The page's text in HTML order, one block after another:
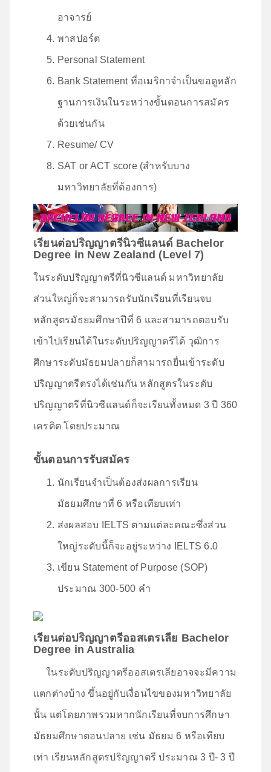
อาจารย์
พาสปอร์ต
Personal Statement
Bank Statement ที่อเมริกาจำเป็นขอดูหลัก
ฐานการเงินในระหว่างขั้นตอนการสมัคร
ด้วยเช่นกัน
Resume/ CV
SAT or ACT score (สำหรับบาง
มหาวิทยาลัยที่ต้องการ)
เรียนต่อปริญญาตรีนิวซีแลนด์ Bachelor
Degree in New Zealand (Level 7)
ในระดับปริญญาตรีที่นิวซีแลนด์ มหาวิทยาลัย
ส่วนใหญ่ก็จะสามารถรับนักเรียนที่เรียนจบ
หลักสูตรมัธยมศึกษาปีที่ 6 และสามารถตอบรับ
เข้าไปเรียนได้ในระดับปริญญาตรีได้ วุฒิการ
ศึกษาระดับมัธยมปลายก็สามารถยื่นเข้าระดับ
ปริญญาตรีตรงได้เช่นกัน หลักสูตรในระดับ
ปริญญาตรีที่นิวซีแลนด์ก็จะเรียนทั้งหมด 3 ปี 360
เครดิต โดยประมาณ
ขั้นตอนการรับสมัคร
นักเรียนจำเป็นต้องส่งผลการเรียน
มัธยมศึกษาที่ 6 หรือเทียบเท่า
ส่งผลสอบ IELTS ตามแต่ละคณะซึ่งส่วน
ใหญ่ระดับนี้ก็จะอยู่ระหว่าง IELTS 6.0
เขียน Statement of Purpose (SOP)
ประมาณ 300-500 คำ
เรียนต่อปริญญาตรีออสเตรเลีย Bachelor
Degree in Australia
ในระดับปริญญาตรีออสเตรเลียอาจจะมีความ
แตกต่างบ้าง ขึ้นอยู่กับเงื่อนไขของมหาวิทยาลัย
นั้น แต่โดยภาพรวมหากนักเรียนที่จบการศึกษา
มัธยมศึกษาตอนปลาย เช่น มัธยม 6 หรือเทียบ
เท่า เรียนหลักสูตรปริญญาตรี ประมาณ 3 ปี- 3 ปี